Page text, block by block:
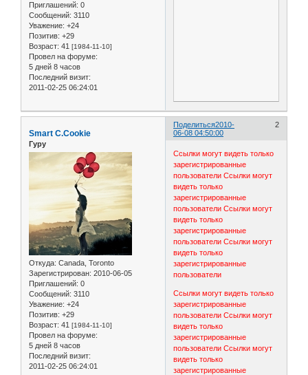
Приглашений: 0
Сообщений: 3110
Уважение: +24
Позитив: +29
Возраст: 41 [1984-11-10]
Провел на форуме:
5 дней 8 часов
Последний визит:
2011-02-25 06:24:01
Поделиться 2
2010-
06-08 04:50:00
Smart C.Cookie
Гуру
Откуда: Canada, Toronto
Зарегистрирован: 2010-06-05
Приглашений: 0
Сообщений: 3110
Уважение: +24
Позитив: +29
Возраст: 41 [1984-11-10]
Провел на форуме:
5 дней 8 часов
Последний визит:
2011-02-25 06:24:01
Ссылки могут видеть только
зарегистрированные
пользователи Ссылки могут
видеть только
зарегистрированные
пользователи Ссылки могут
видеть только
зарегистрированные
пользователи Ссылки могут
видеть только
зарегистрированные
пользователи
Ссылки могут видеть только
зарегистрированные
пользователи Ссылки могут
видеть только
зарегистрированные
пользователи Ссылки могут
видеть только
зарегистрированные